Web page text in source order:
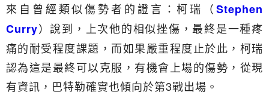
來自曾經類似傷勢者的證言：柯瑞（Stephen
Curry）說到，上次他的相似挫傷，最終是一種疼
痛的耐受程度課題，而如果嚴重程度止於此，柯瑞
認為這是最終可以克服，有機會上場的傷勢，從現
有資訊，巴特勒確實也傾向於第3戰出場。